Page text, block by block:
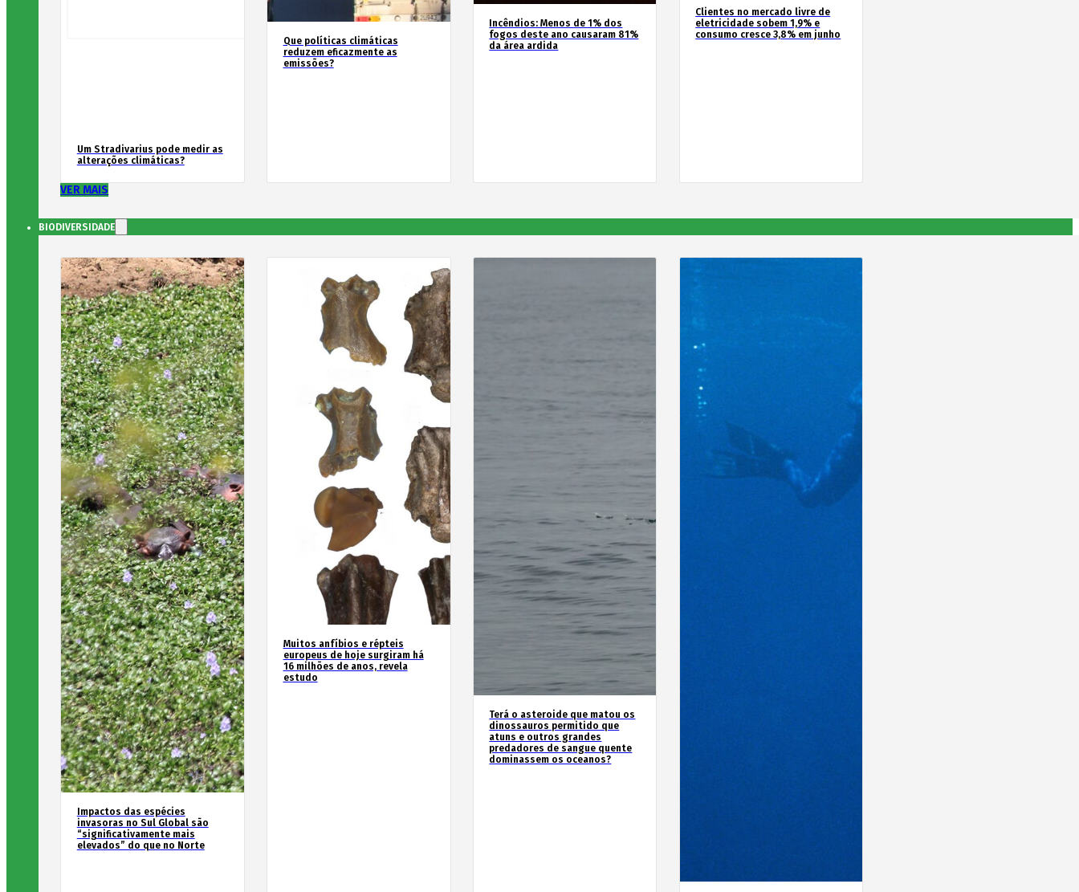
Um Stradivarius pode medir as
alterações climáticas?
Que políticas climáticas
reduzem eficazmente as
emissões?
Incêndios: Menos de 1% dos
fogos deste ano causaram 81%
da área ardida
Clientes no mercado livre de
eletricidade sobem 1,9% e
consumo cresce 3,8% em junho
VER MAIS
BIODIVERSIDADE
Impactos das espécies
invasoras no Sul Global são
“significativamente mais
elevados” do que no Norte
Muitos anfíbios e répteis
europeus de hoje surgiram há
16 milhões de anos, revela
estudo
Terá o asteroide que matou os
dinossauros permitido que
atuns e outros grandes
predadores de sangue quente
dominassem os oceanos?